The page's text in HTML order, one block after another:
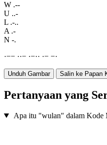
W .--
U ..-
L .-..
A .-
N -.
·−− ··− ·−·· ·− −·
Unduh Gambar Salin ke Papan
Pertanyaan yang
Apa itu "wulan" dalam Kode